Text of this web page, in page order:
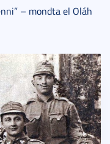
– mondta el Oláh